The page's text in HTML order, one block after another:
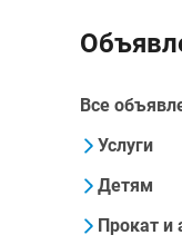
Все
Услуги
Детям
Прокат и